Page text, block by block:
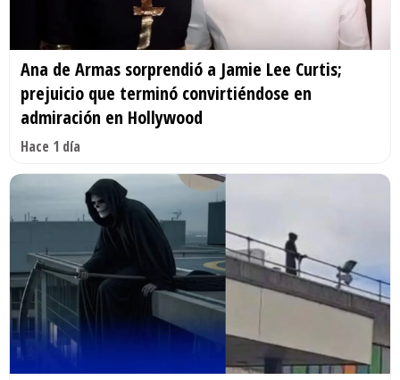
Ana de Armas sorprendió a Jamie Lee Curtis;
prejuicio que terminó convirtiéndose en
admiración en Hollywood
Hace 1 día